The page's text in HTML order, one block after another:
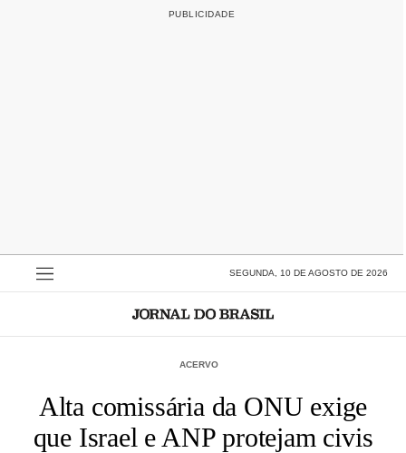
SEGUNDA, 10 DE AGOSTO DE 2026
ACERVO
Alta comissária da ONU exige
que Israel e ANP protejam civis